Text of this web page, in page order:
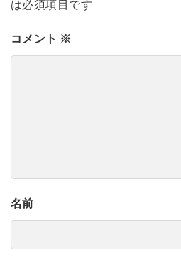
は必須項目です
コメント ※
名前